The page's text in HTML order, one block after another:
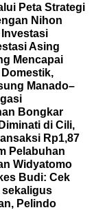
Peta Strategi
Nihon
Asing
Mencapai
Manado–
Bongkar
di Cili,
Rp1,87
Pelabuhan
Widyatomo
Budi: Cek
sekaligus
Pelindo